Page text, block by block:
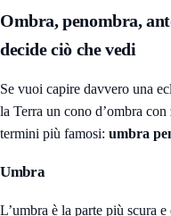
Ombra, penombra,
decide ciò che vedi
Se vuoi capire davvero una
la Terra un cono d’ombra
termini più famosi: umbra
Umbra
L’umbra è la parte più scura